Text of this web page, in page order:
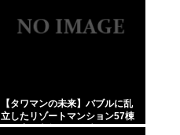
【タワマンの未来】バブルに乱
立したリゾートマンション57棟
が一斉に老朽化。外壁はボロボ